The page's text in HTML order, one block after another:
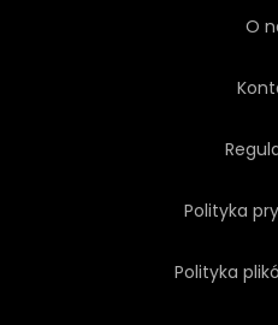
O
Polityka
Polityka